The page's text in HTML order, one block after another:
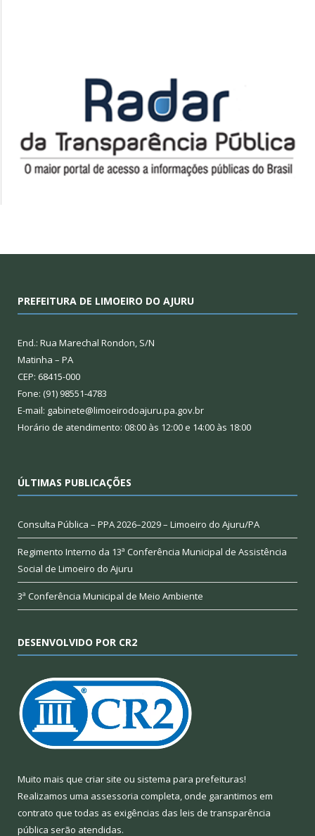
PREFEITURA DE LIMOEIRO DO AJURU
End.: Rua Marechal Rondon, S/N
Matinha – PA
CEP: 68415-000
Fone: (91) 98551-4783
E-mail: gabinete@limoeirodoajuru.pa.gov.br
Horário de atendimento: 08:00 às 12:00 e 14:00 às 18:00
ÚLTIMAS PUBLICAÇÕES
Consulta Pública – PPA 2026–2029 – Limoeiro do Ajuru/PA
Regimento Interno da 13ª Conferência Municipal de Assistência
Social de Limoeiro do Ajuru
3ª Conferência Municipal de Meio Ambiente
DESENVOLVIDO POR CR2
Muito mais que criar site ou sistema para prefeituras!
Realizamos uma assessoria completa, onde garantimos em
contrato que todas as exigências das leis de transparência
pública serão atendidas.